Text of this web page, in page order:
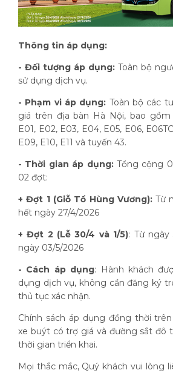
Thông tin áp dụng:
- Đối tượng áp dụng: Toàn bộ
sử dụng dịch vụ.
- Phạm vi áp dụng: Toàn bộ các
giá trên địa bàn Hà Nội, bao gồm
E01, E02, E03, E04, E05, E06,
E09, E10, E11 và tuyến 43.
- Thời gian áp dụng:Tổng cộng
02 đợt:
+ Đợt 1 (Giỗ Tổ Hùng Vương):Từ
hết ngày 27/4/2026
+ Đợt 2 (Lễ 30/4 và 1/5): Từ ngày
ngày 03/5/2026
- Cách áp dụng: Hành khách
dụng dịch vụ, không cần đăng ký
thủ tục xác nhận.
Chính sách áp dụng đồng thời
xe buýt có trợ giá và đường sắt đô
thời gian triển khai.
Mọi thắc mắc, Quý khách vui lòng